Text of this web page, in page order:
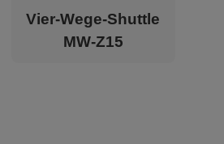
Vier-Wege-Shuttle
MW-Z15